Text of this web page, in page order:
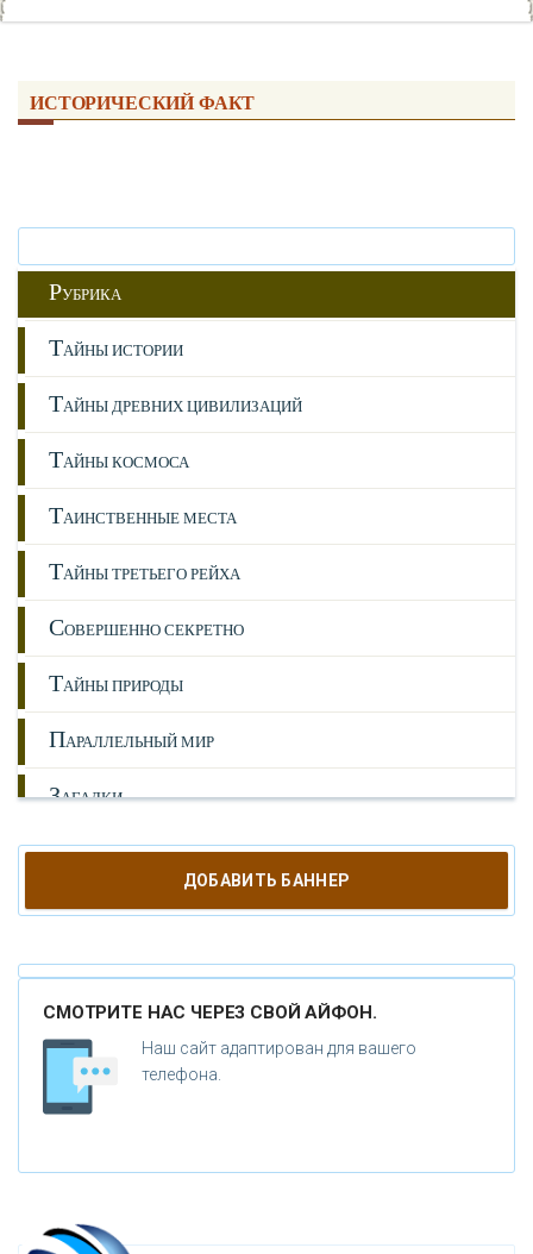
ИСТОРИЧЕСКИЙ ФАКТ
РУБРИКА
ТАЙНЫ ИСТОРИИ
ТАЙНЫ ДРЕВНИХ ЦИВИЛИЗАЦИЙ
ТАЙНЫ КОСМОСА
ТАИНСТВЕННЫЕ МЕСТА
ТАЙНЫ ТРЕТЬЕГО РЕЙХА
СОВЕРШЕННО СЕКРЕТНО
ТАЙНЫ ПРИРОДЫ
ПАРАЛЛЕЛЬНЫЙ МИР
ЗАГАДКИ
ИСТОРИЯ
ЛЮДИ
АНОМАЛИИ
ГИПОТЕЗЫ
ЕПОЗНАННОЕ
ОРУЖИЕ
ДОБАВИТЬ БАННЕР
СМОТРИТЕ НАС ЧЕРЕЗ СВОЙ АЙФОН.
Наш сайт адаптирован для вашего
телефона.